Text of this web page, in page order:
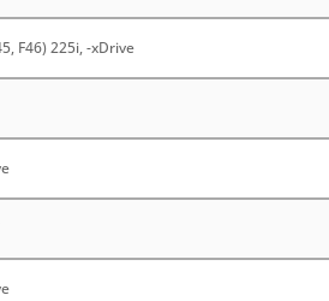
F46) 225i, -xDrive